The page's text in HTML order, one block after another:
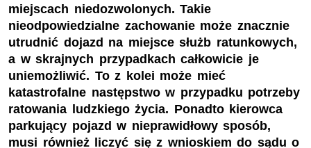
miejscach niedozwolonych. Takie
nieodpowiedzialne zachowanie może znacznie
utrudnić dojazd na miejsce służb ratunkowych,
a w skrajnych przypadkach całkowicie je
uniemożliwić. To z kolei może mieć
katastrofalne następstwo w przypadku potrzeby
ratowania ludzkiego życia. Ponadto kierowca
parkujący pojazd w nieprawidłowy sposób,
musi również liczyć się z wnioskiem do sądu o